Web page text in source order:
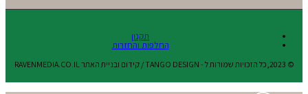
תקנון
החלפות והחזרות
© 2023,כל הזכויות שמורות ל - TANGO DESIGN / קידום ובניית האתר RAVENMEDIA.CO.IL